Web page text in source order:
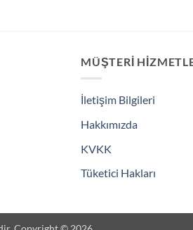
MÜŞTERI
İletişim Bilgileri
Hakkımızda
KVKK
Tüketici Hakları